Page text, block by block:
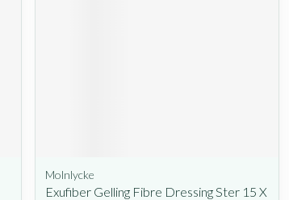
Molnlycke
Exufiber Gelling Fibre Dressing Ster 15 X